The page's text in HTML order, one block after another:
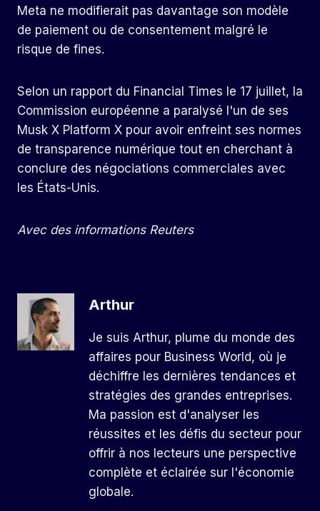
Meta ne modifierait pas davantage son modèle
de paiement ou de consentement malgré le
risque de fines.
Selon un rapport du Financial Times le 17 juillet, la
Commission européenne a paralysé l'un de ses
Musk X Platform X pour avoir enfreint ses normes
de transparence numérique tout en cherchant à
conclure des négociations commerciales avec
les États-Unis.
Avec des informations Reuters
Arthur
Je suis Arthur, plume du monde des
affaires pour Business World, où je
déchiffre les dernières tendances et
stratégies des grandes entreprises.
Ma passion est d'analyser les
réussites et les défis du secteur pour
offrir à nos lecteurs une perspective
complète et éclairée sur l'économie
globale.